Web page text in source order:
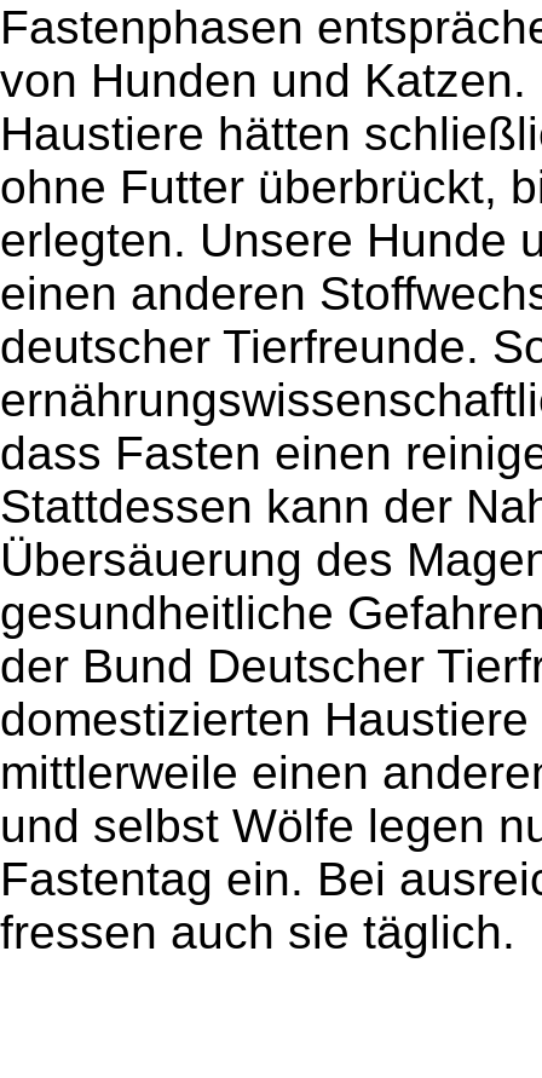
Fastenphasen
von Hunden und
Haustiere hätten
ohne Futter überbrückt,
erlegten. Unsere Hunde
einen anderen
deutscher Tierfreunde.
dass Fasten einen
Stattdessen kann der
Übersäuerung des
gesundheitliche
der Bund Deutscher
domestizierten
mittlerweile einen
und selbst Wölfe legen
Fastentag ein. Bei
fressen auch sie täglich.